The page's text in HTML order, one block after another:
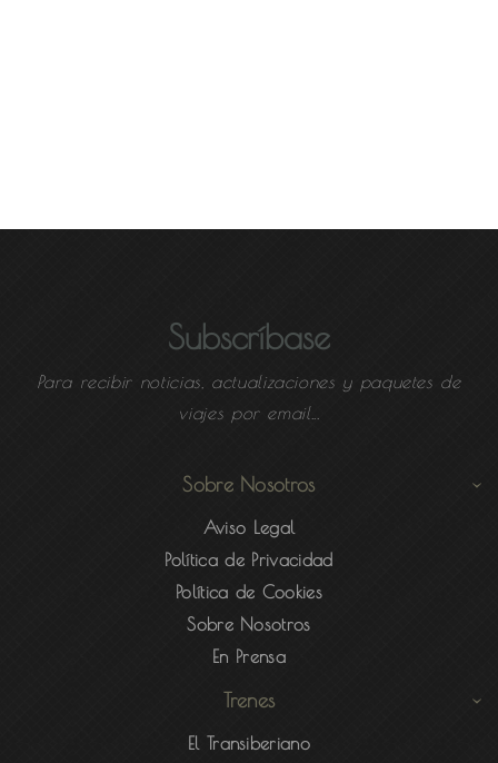
Subscríbase
Para recibir noticias, actualizaciones y paquetes de
viajes por email...
Sobre Nosotros
Aviso Legal
Política de Privacidad
Política de Cookies
Sobre Nosotros
En Prensa
Trenes
El Transiberiano